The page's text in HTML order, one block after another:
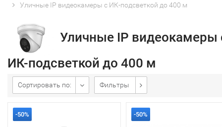
Уличные IP видеокамеры с ИК-подсветкой до 400 м
Уличные IP видеокамеры
ИК-подсветкой до 400 м
Сортировать по: Фильтры
-50% -50%